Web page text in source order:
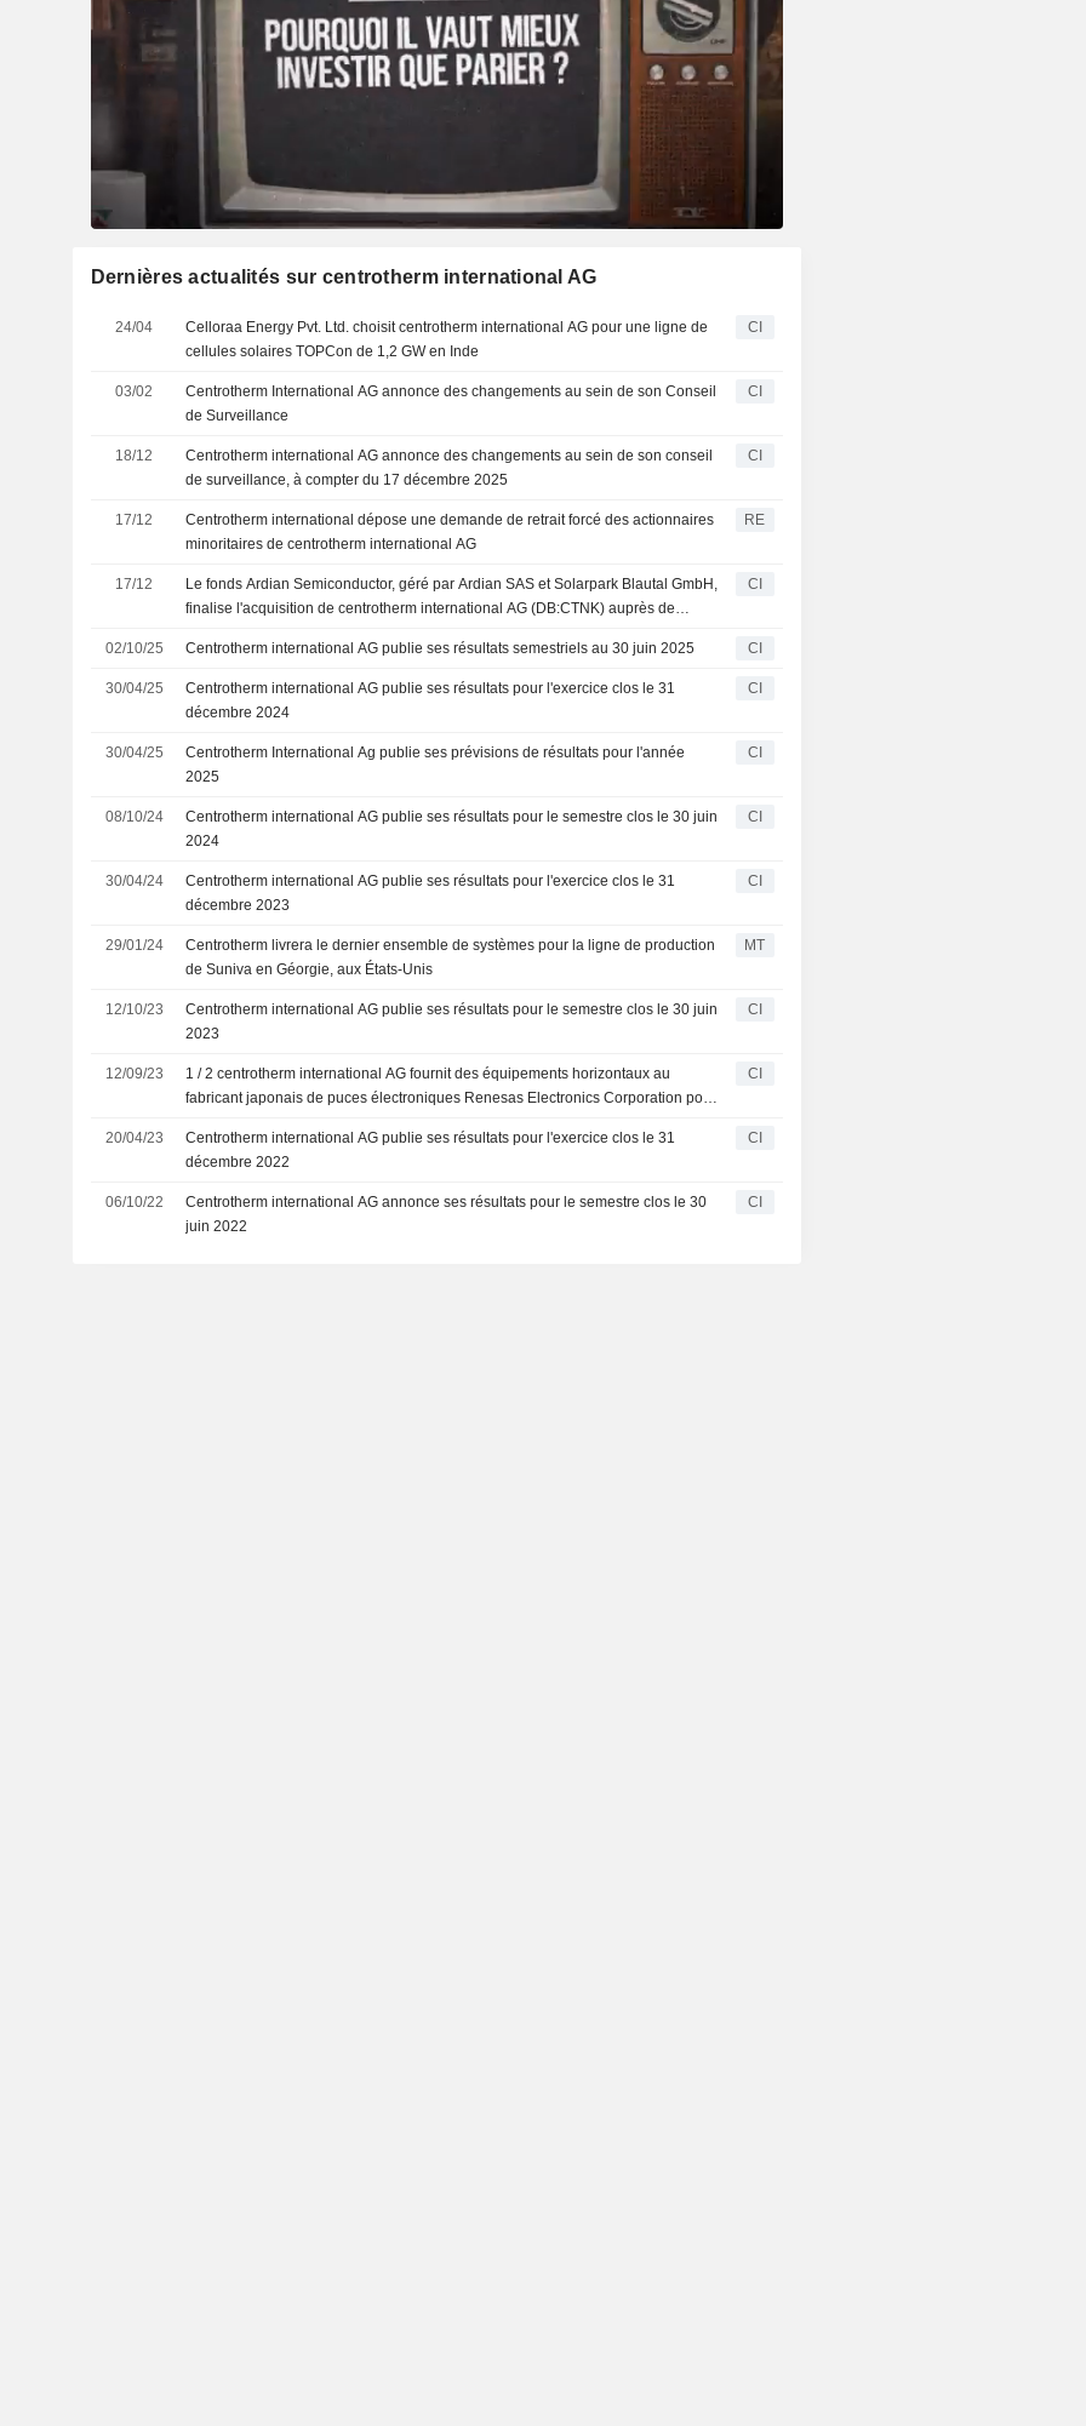
Dernières actualités sur centrotherm international AG
24/04
Celloraa Energy Pvt. Ltd. choisit centrotherm international AG pour une ligne de
cellules solaires TOPCon de 1,2 GW en Inde
CI
03/02
Centrotherm International AG annonce des changements au sein de son Conseil
de Surveillance
CI
18/12
Centrotherm international AG annonce des changements au sein de son conseil
de surveillance, à compter du 17 décembre 2025
CI
17/12
Centrotherm international dépose une demande de retrait forcé des actionnaires
minoritaires de centrotherm international AG
RE
17/12
Le fonds Ardian Semiconductor, géré par Ardian SAS et Solarpark Blautal GmbH,
finalise l'acquisition de centrotherm international AG (DB:CTNK) auprès de
CI
02/10/25 Centrotherm international AG publie ses résultats semestriels au 30 juin 2025 CI
30/04/25
Centrotherm international AG publie ses résultats pour l'exercice clos le 31
décembre 2024
CI
30/04/25
Centrotherm International Ag publie ses prévisions de résultats pour l'année
2025
CI
08/10/24
Centrotherm international AG publie ses résultats pour le semestre clos le 30 juin
2024
CI
30/04/24
Centrotherm international AG publie ses résultats pour l'exercice clos le 31
décembre 2023
CI
29/01/24
Centrotherm livrera le dernier ensemble de systèmes pour la ligne de production
de Suniva en Géorgie, aux États-Unis
MT
12/10/23
Centrotherm international AG publie ses résultats pour le semestre clos le 30 juin
2023
CI
12/09/23
1 / 2 centrotherm international AG fournit des équipements horizontaux au
fabricant japonais de puces électroniques Renesas Electronics Corporation pour
CI
20/04/23
Centrotherm international AG publie ses résultats pour l'exercice clos le 31
décembre 2022
CI
06/10/22
Centrotherm international AG annonce ses résultats pour le semestre clos le 30
juin 2022
CI